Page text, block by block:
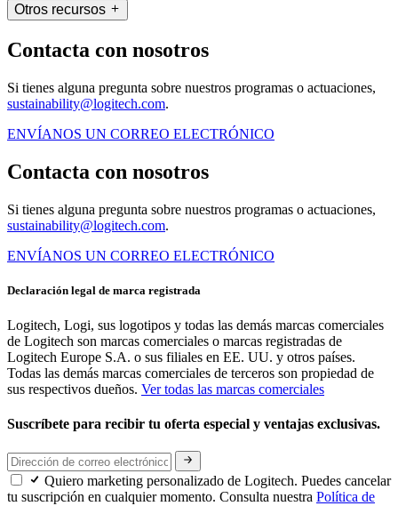
Otros recursos
Contacta con nosotros
Si tienes alguna pregunta sobre nuestros programas o actuaciones,
sustainability@logitech.com.
ENVÍANOS UN CORREO ELECTRÓNICO
Contacta con nosotros
Si tienes alguna pregunta sobre nuestros programas o actuaciones,
sustainability@logitech.com.
ENVÍANOS UN CORREO ELECTRÓNICO
Declaración legal de marca registrada
Logitech, Logi, sus logotipos y todas las demás marcas comerciales
de Logitech son marcas comerciales o marcas registradas de
Logitech Europe S.A. o sus filiales en EE. UU. y otros países.
Todas las demás marcas comerciales de terceros son propiedad de
sus respectivos dueños. Ver todas las marcas comerciales
Suscríbete para recibir tu oferta especial y ventajas exclusivas.
Quiero marketing personalizado de Logitech. Puedes cancelar
tu suscripción en cualquier momento. Consulta nuestra Política de